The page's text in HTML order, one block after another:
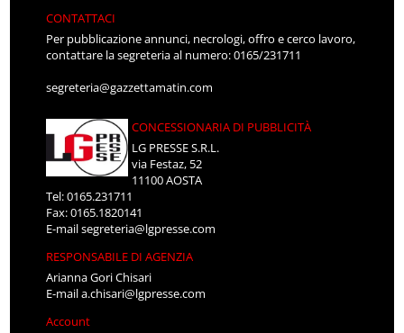
CONTATTACI
Per pubblicazione annunci, necrologi, offro e cerco lavoro,
contattare la segreteria al numero: 0165/231711
segreteria@gazzettamatin.com
CONCESSIONARIA DI PUBBLICITÀ
LG PRESSE S.R.L.
via Festaz, 52
11100 AOSTA
Tel: 0165.231711
Fax: 0165.1820141
E-mailsegreteria@lgpresse.com
RESPONSABILE DI AGENZIA
Arianna Gori Chisari
E-maila.chisari@lgpresse.com
Account